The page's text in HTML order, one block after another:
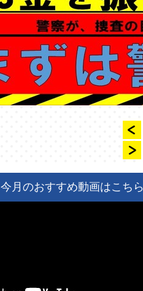
今月のおすすめ動画はこちら